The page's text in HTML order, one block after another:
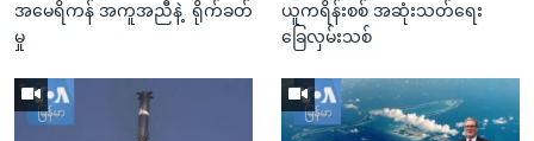
အမေရိကန် အကူအညီနဲ့ ရိုက်ခတ်
မှု
ယူကရိန်းစစ် အဆုံးသတ်ရေး
ခြေလှမ်းသစ်